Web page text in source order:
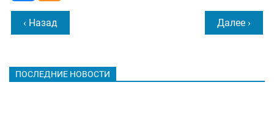
‹ Назад Далее ›
ПОСЛЕДНИЕ НОВОСТИ